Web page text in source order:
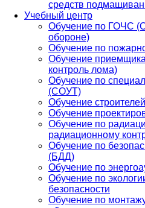
средств
Учебный центр
Обучение по ГОЧС
обороне)
Обучение по
Обучение
контроль лома)
Обучение по
(СОУТ)
Обучение строителей
Обучение
Обучение по
радиационному
Обучение по
(БДД)
Обучение по
Обучение по
безопасности
Обучение по